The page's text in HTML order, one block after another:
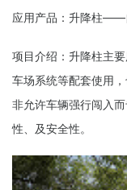
应用产品：升降柱——
项目介绍：升降柱主
车场系统等配套使用
非允许车辆强行闯入
性、及安全性。